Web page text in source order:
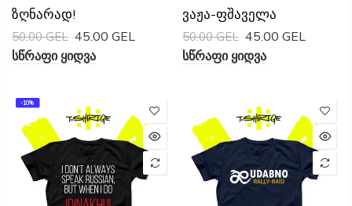
Ზღნარად!
50.00 GEL 45.00 GEL
Სწრაფი Ყიდვა
Ვაჟა-Ფშაველა
50.00 GEL 45.00 GEL
Სწრაფი Ყიდვა
-10%